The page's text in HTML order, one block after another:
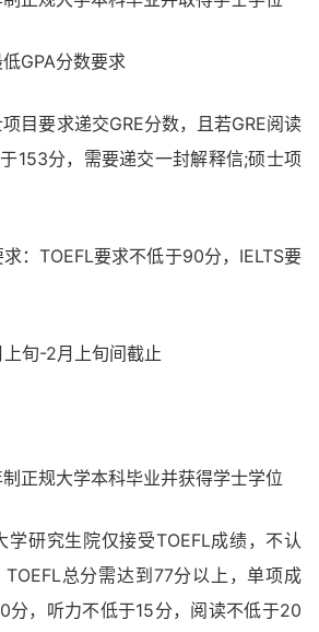
GPA分数要求
目要求递交GRE分数，且若GRE阅读
153分，需要递交一封解释信;硕士项
：TOEFL要求不低于90分，IELTS要
旬-2月上旬间截止
正规大学本科毕业并获得学士学位
学研究生院仅接受TOEFL成绩，不认
TOEFL总分需达到77分以上，单项成
分，听力不低于15分，阅读不低于20